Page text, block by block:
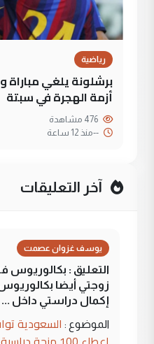
رياضية
برشلونة يلغي مباراة
أزمة الهجرة في سبتة
--منذ 12 ساعة
آخر التعليقات
يوسف غزوان عصمت
التعليق : بكالوريوس
زوجتي أيضا
إكمال دراستي داخل ...
الموضوع : السعودية